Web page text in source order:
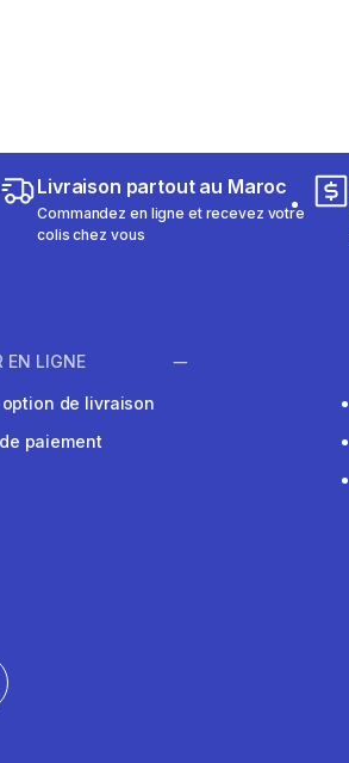
Livraison partout au Maroc
Commandez en ligne et recevez votre
colis chez vous
EN LIGNE
de livraison
paiement